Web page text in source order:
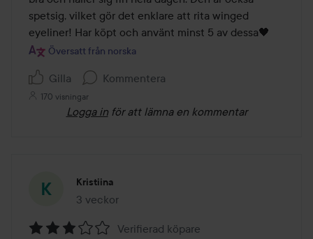
spetsig, vilket gör det enklare att rita winged
eyeliner! Har köpt och använt minst 5 av dessa🖤
Översatt från norska
Gilla Kommentera
170 visningar
Logga in för att lämna en kommentar
Kristiina
3 veckor
Inlägget skapades 3 veckor
Verifierad köpare